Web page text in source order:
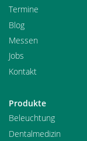
Termine
Blog
Messen
Jobs
Kontakt
Produkte
Beleuchtung
Dentalmedizin